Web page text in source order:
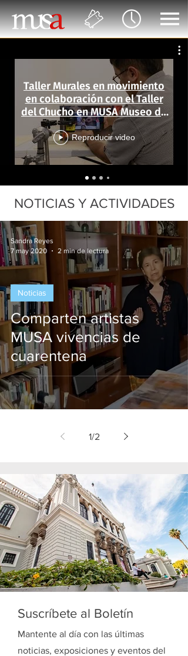
Taller Murales en movimiento
en colaboración con el Taller
del Chucho en MUSA Museo de
las Artes
Reproducir video
NOTICIAS Y ACTIVIDADES
Comparten artistas
MUSA vivencias de
cuarentena
Noticias
Sandra Reyes
7 may 2020
2 min de lectura
1/2
Suscríbete al Boletín
Mantente al día con las últimas
noticias, exposiciones y eventos del